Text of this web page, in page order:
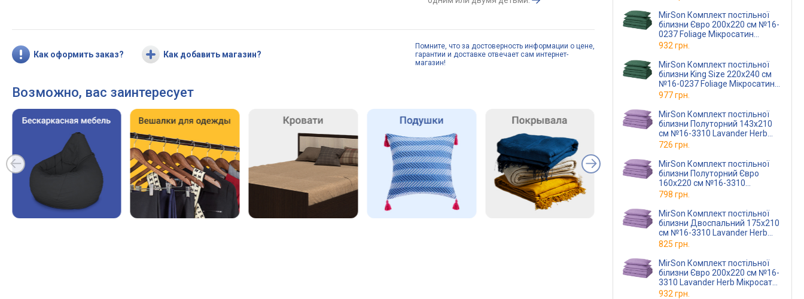
Как оформить заказ? Как добавить магазин?
Помните, что за достоверность информации о цене,
гарантии и доставке отвечает сам интернет-
магазин!
Возможно, вас заинтересует
MirSon Комплект постільної
білизни Євро 200х220 см №16-
0237 Foliage Мікросатин
Premium
932 грн.
MirSon Комплект постільної
білизни King Size 220х240 см
№16-0237 Foliage Мікросатин
Premium
977 грн.
MirSon Комплект постільної
білизни Полуторний 143х210
см №16-3310 Lavander Herb
Мікросатин Premium
726 грн.
MirSon Комплект постільної
білизни Полуторний Євро
160х220 см №16-3310
Lavander Herb Мікросатин
Premium
798 грн.
MirSon Комплект постільної
білизни Двоспальний 175х210
см №16-3310 Lavander Herb
Мікросатин Premium
825 грн.
MirSon Комплект постільної
білизни Євро 200х220 см №16-
3310 Lavander Herb Мікросатин
Premium
932 грн.